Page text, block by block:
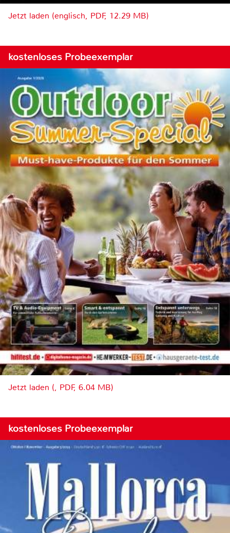
Jetzt laden (englisch, PDF, 12.29 MB)
kostenloses Probeexemplar
Jetzt laden (, PDF, 6.04 MB)
kostenloses Probeexemplar